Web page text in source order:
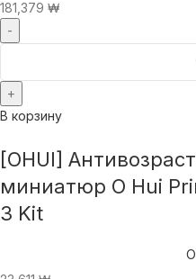
181,379 ₩
В корзину
[OHUI]
миниатюр O Hui
3 Kit